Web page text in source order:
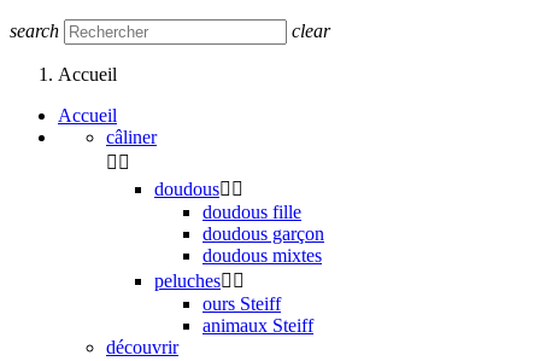
search clear
Accueil
Accueil
câliner
 
doudous 
doudous fille
doudous garçon
doudous mixtes
peluches 
ours Steiff
animaux Steiff
découvrir